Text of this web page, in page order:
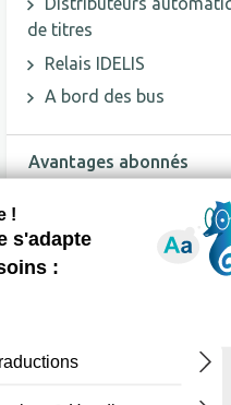
de titres
Relais IDELIS
A bord des bus
Avantages abonnés
Conditions Générales de